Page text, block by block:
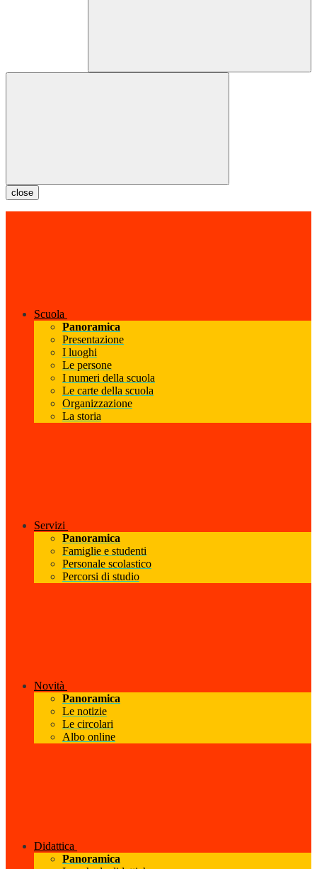
close
Scuola
Panoramica
Presentazione
I luoghi
Le persone
I numeri della scuola
Le carte della scuola
Organizzazione
La storia
Servizi
Panoramica
Famiglie e studenti
Personale scolastico
Percorsi di studio
Novità
Panoramica
Le notizie
Le circolari
Albo online
Didattica
Panoramica